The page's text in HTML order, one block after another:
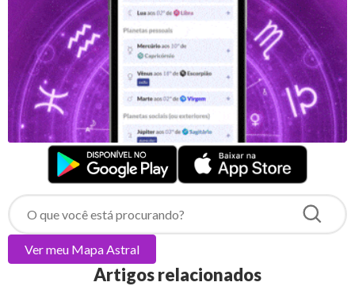
Ver meu Mapa Astral
Artigos relacionados